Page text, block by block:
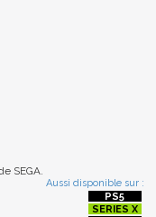
SEGA.
Aussi disponible sur :